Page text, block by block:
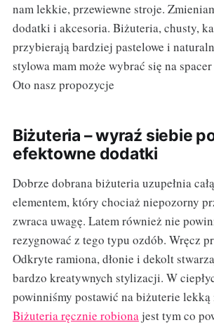
nam lekkie, przewiewne stroje.
dodatki i akcesoria. Biżuteria, chusty,
przybierają bardziej pastelowe i
stylowa mam może wybrać się na
Oto nasz propozycje
Biżuteria – wyraź siebie
efektowne dodatki
Dobrze dobrana biżuteria uzupełnia
elementem, który chociaż niepozorny
zwraca uwagę. Latem również nie
rezygnować z tego typu ozdób. Wręcz
Odkryte ramiona, dłonie i dekolt
bardzo kreatywnych stylizacji. W
powinniśmy postawić na biżuterie
Biżuteria ręcznie robionajest tym co